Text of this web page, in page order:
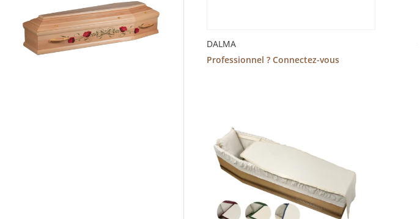
DALMA
Professionnel ? Connectez-vous